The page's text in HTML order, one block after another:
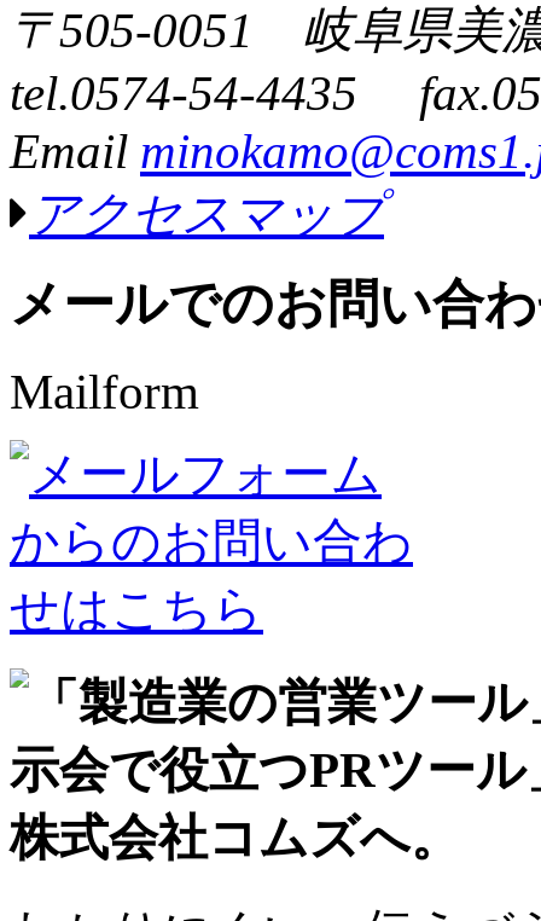
〒505-0051 岐阜県美
tel.0574-54-4435
Email
アクセスマップ
メールでのお問い合
Mailform